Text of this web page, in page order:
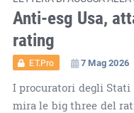
Anti-esg Usa,
rating
ET.Pro 7 Mag 2026
I procuratori degli
mira le big three del